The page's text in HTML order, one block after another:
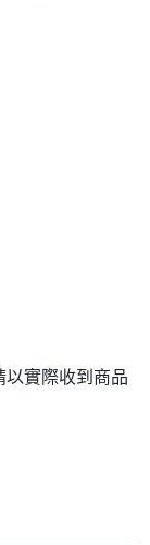
以實際收到商品